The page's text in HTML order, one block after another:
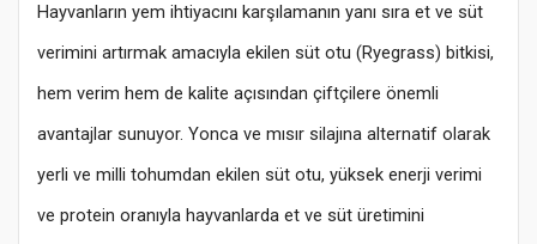
Hayvanların yem ihtiyacını karşılamanın yanı sıra et ve süt
verimini artırmak amacıyla ekilen süt otu (Ryegrass) bitkisi,
hem verim hem de kalite açısından çiftçilere önemli
avantajlar sunuyor. Yonca ve mısır silajına alternatif olarak
yerli ve milli tohumdan ekilen süt otu, yüksek enerji verimi
ve protein oranıyla hayvanlarda et ve süt üretimini